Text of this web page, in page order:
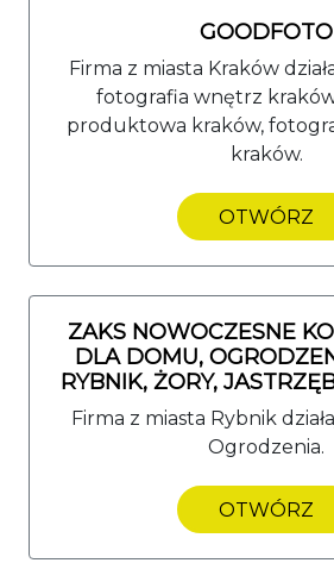
GOODFOTO
Firma z miasta Kraków
fotografia wnętrz
produktowa kraków,
kraków.
OTWÓRZ
ZAKS NOWOCZESNE
DLA DOMU,
RYBNIK, ŻORY,
Firma z miasta Rybnik
Ogrodzenia.
OTWÓRZ